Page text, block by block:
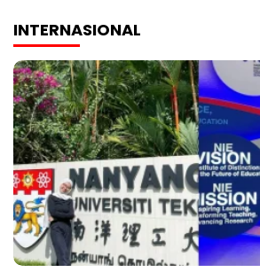
INTERNASIONAL